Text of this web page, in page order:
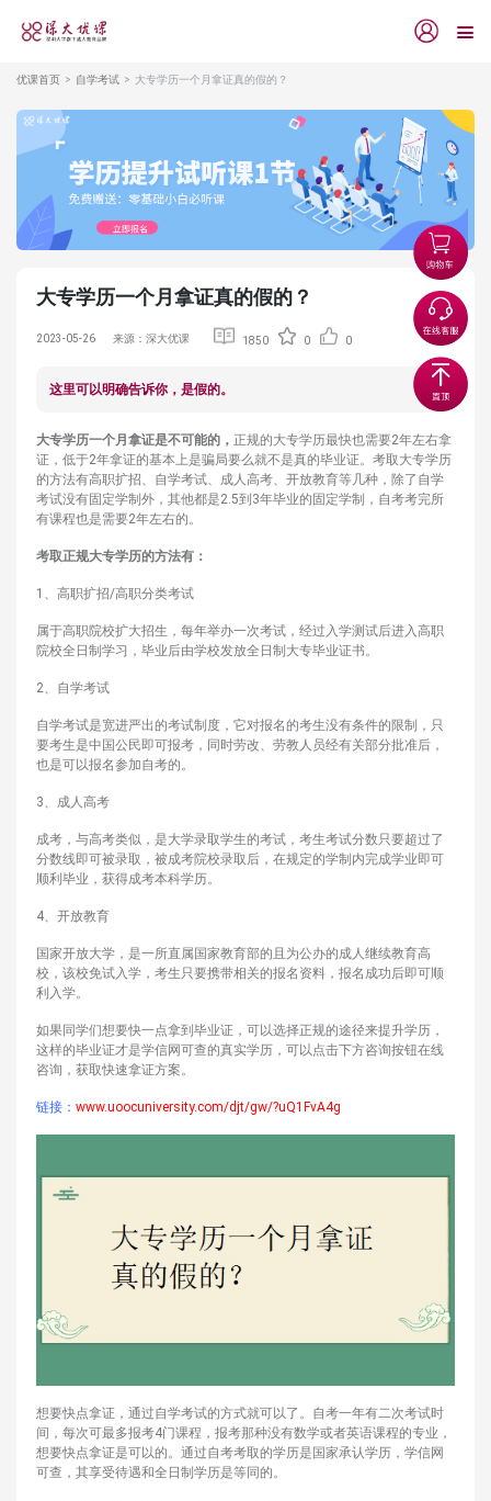
优课首页 自学考试 大专学历一个月拿证真的假的？
大专学历一个月拿证真的假的？
2023-05-26 来源：深大优课 1850 0 0
这里可以明确告诉你，是假的。
大专学历一个月拿证是不可能的， 正规的大专学历最快也需要2年左右拿
证，低于2年拿证的基本上是骗局要么就不是真的毕业证。考取大专学历
的方法有高职扩招、自学考试、成人高考、开放教育等几种，除了自学
考试没有固定学制外，其他都是2.5到3年毕业的固定学制，自考考完所
有课程也是需要2年左右的。
考取正规大专学历的方法有：
1、高职扩招/高职分类考试
属于高职院校扩大招生，每年举办一次考试，经过入学测试后进入高职
院校全日制学习，毕业后由学校发放全日制大专毕业证书。
2、自学考试
自学考试是宽进严出的考试制度，它对报名的考生没有条件的限制，只
要考生是中国公民即可报考，同时劳改、劳教人员经有关部分批准后，
也是可以报名参加自考的。
3、成人高考
成考，与高考类似，是大学录取学生的考试，考生考试分数只要超过了
分数线即可被录取，被成考院校录取后，在规定的学制内完成学业即可
顺利毕业，获得成考本科学历。
4、开放教育
国家开放大学，是一所直属国家教育部的且为公办的成人继续教育高
校，该校免试入学，考生只要携带相关的报名资料，报名成功后即可顺
利入学。
如果同学们想要快一点拿到毕业证，可以选择正规的途径来提升学历，
这样的毕业证才是学信网可查的真实学历，可以点击下方咨询按钮在线
咨询，获取快速拿证方案。
链接： www.uoocuniversity.com/djt/gw/?uQ1FvA4g
想要快点拿证，通过自学考试的方式就可以了。自考一年有二次考试时
间，每次可最多报考4门课程，报考那种没有数学或者英语课程的专业，
想要快点拿证是可以的。通过自考考取的学历是国家承认学历，学信网
可查，其享受待遇和全日制学历是等同的。